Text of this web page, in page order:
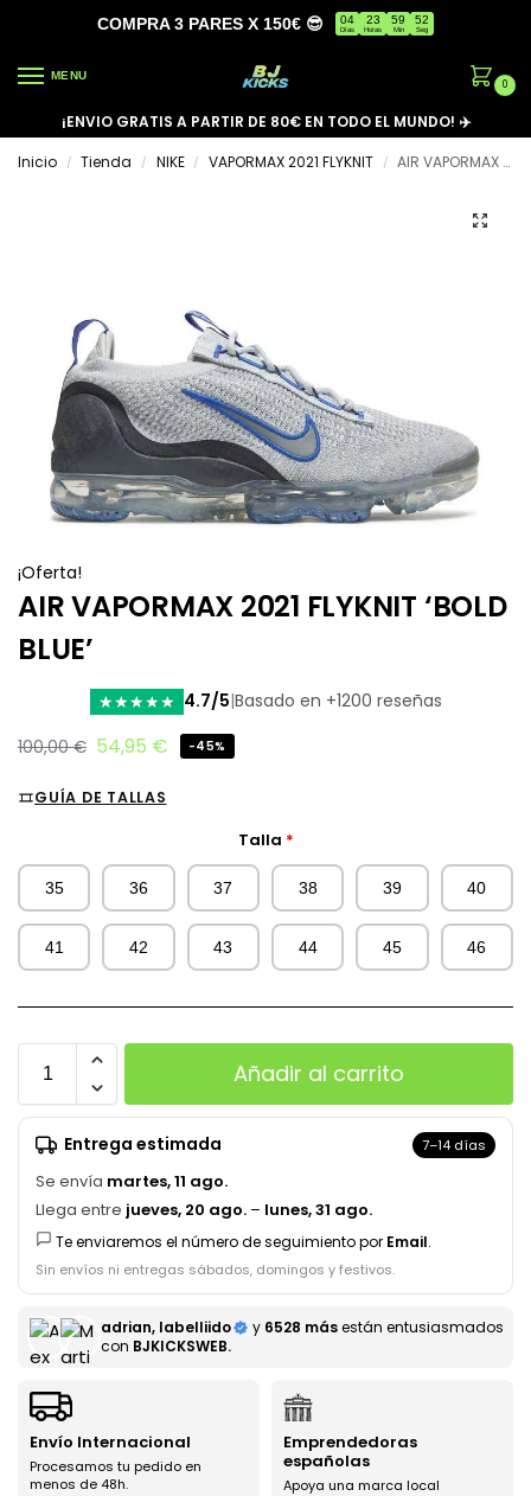
COMPRA 3 PARES X 150€ 😎 04
Días
23
Horas
59
Min
52
Seg
MENU
0
¡ENVIO GRATIS A PARTIR DE 80€ EN TODO EL MUNDO! ✈️
Inicio
/ Tienda / NIKE / VAPORMAX 2021 FLYKNIT / AIR VAPORMAX 2021 FLYKNIT ‘BOLD BLUE’
¡Oferta!
AIR VAPORMAX 2021 FLYKNIT ‘BOLD
BLUE’
★★★★★ 4.7/5|Basado en +1200 reseñas
100,00€ 54,95 € -45%
GUÍA DE TALLAS
Talla *
35 36 37 38 39 40
41 42 43 44 45 46
Añadir al carrito
Entrega estimada 7–14 días
Se envía martes, 11 ago.
Llega entre jueves, 20 ago. – lunes, 31 ago.
Te enviaremos el número de seguimiento por Email.
Sin envíos ni entregas sábados, domingos y festivos.
adrian, labelliido y 6528 másestán entusiasmados
con BJKICKSWEB.
Envío Internacional
Procesamos tu pedido en
menos de 48h.
Emprendedoras
españolas
Apoya una marca local